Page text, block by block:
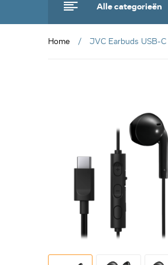
Alle categorieën
Home JVC Earbuds USB-